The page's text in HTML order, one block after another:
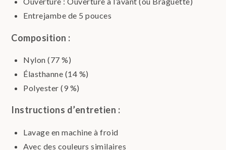
Entrejambe de 5 pouces
Composition :
Nylon (77 %)
Élasthanne (14 %)
Polyester (9 %)
Instructions d’entretien :
Lavage en machine à froid
Avec des couleurs similaires